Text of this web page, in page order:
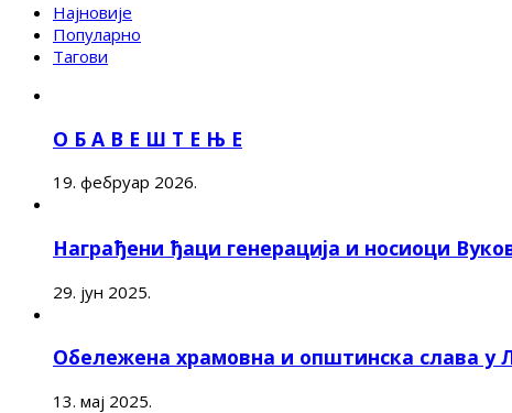
Најновије
Популарно
Тагови
О Б А В Е Ш Т Е Њ Е
19. фебруар 2026.
Награђени ђаци генерација и носиоци
29. јун 2025.
Обележена храмовна и општинска слава у
13. мај 2025.